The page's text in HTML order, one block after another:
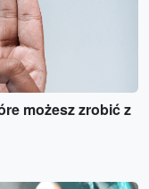
możesz zrobić z